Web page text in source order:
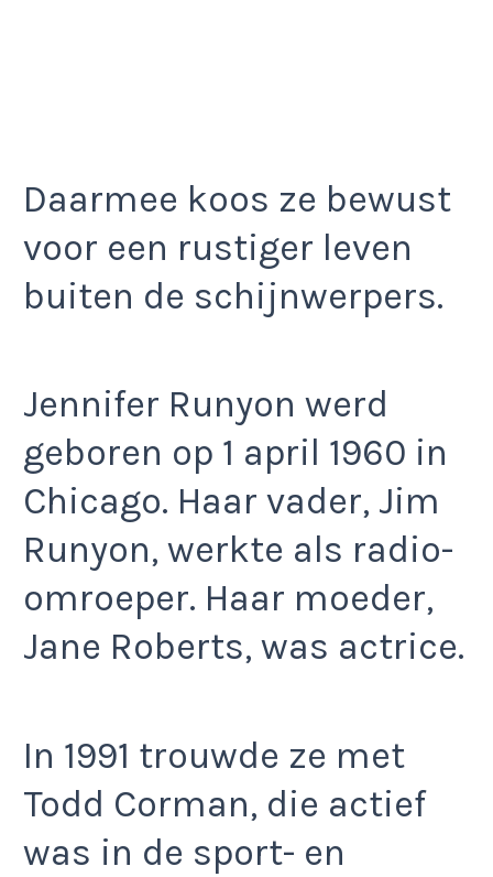
Daarmee koos ze bewust
voor een rustiger leven
buiten de schijnwerpers.
Jennifer Runyon werd
geboren op 1 april 1960 in
Chicago. Haar vader, Jim
Runyon, werkte als radio-
omroeper. Haar moeder,
Jane Roberts, was actrice.
In 1991 trouwde ze met
Todd Corman, die actief
was in de sport- en